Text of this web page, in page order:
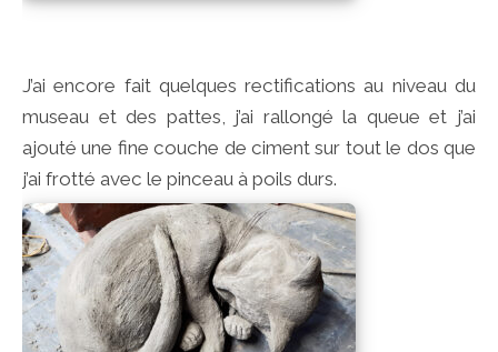
J’ai encore fait quelques rectifications au niveau du
museau et des pattes, j’ai rallongé la queue et j’ai
ajouté une fine couche de ciment sur tout le dos que
j’ai frotté avec le pinceau à poils durs.